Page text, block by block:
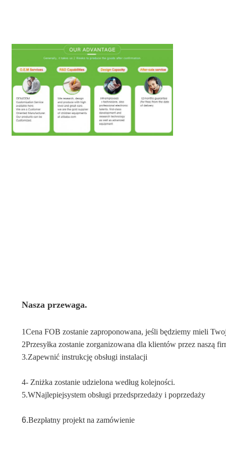
Nasza przewaga.
1Cena FOB zostanie zaproponowana, jeśli będziemy mieli
2Przesyłka zostanie zorganizowana dla klientów przez naszą
3.Zapewnić instrukcję obsługi instalacji
4- Zniżka zostanie udzielona według kolejności.
5.WNajlepiejsystem obsługi przedsprzedaży i poprzedaży
6.Bezpłatny projekt na zamówienie